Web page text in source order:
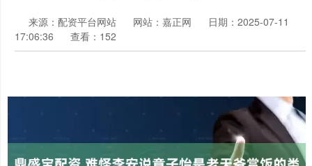
来源：配资平台网站 网站：嘉正网
日期：2025-07-11
17:06:36
查看：152